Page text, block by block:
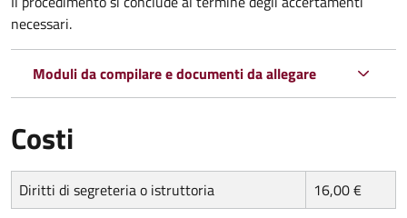
necessari.
Moduli da compilare e documenti da allegare
Costi
Diritti di segreteria o istruttoria 16,00 €